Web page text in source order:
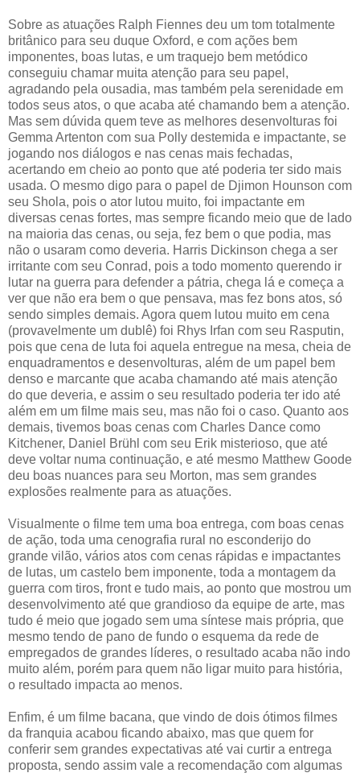
Sobre as atuações Ralph Fiennes deu um tom totalmente
britânico para seu duque Oxford, e com ações bem
imponentes, boas lutas, e um traquejo bem metódico
conseguiu chamar muita atenção para seu papel,
agradando pela ousadia, mas também pela serenidade em
todos seus atos, o que acaba até chamando bem a atenção.
Mas sem dúvida quem teve as melhores desenvolturas foi
Gemma Artenton com sua Polly destemida e impactante, se
jogando nos diálogos e nas cenas mais fechadas,
acertando em cheio ao ponto que até poderia ter sido mais
usada. O mesmo digo para o papel de Djimon Hounson com
seu Shola, pois o ator lutou muito, foi impactante em
diversas cenas fortes, mas sempre ficando meio que de lado
na maioria das cenas, ou seja, fez bem o que podia, mas
não o usaram como deveria. Harris Dickinson chega a ser
irritante com seu Conrad, pois a todo momento querendo ir
lutar na guerra para defender a pátria, chega lá e começa a
ver que não era bem o que pensava, mas fez bons atos, só
sendo simples demais. Agora quem lutou muito em cena
(provavelmente um dublê) foi Rhys Irfan com seu Rasputin,
pois que cena de luta foi aquela entregue na mesa, cheia de
enquadramentos e desenvolturas, além de um papel bem
denso e marcante que acaba chamando até mais atenção
do que deveria, e assim o seu resultado poderia ter ido até
além em um filme mais seu, mas não foi o caso. Quanto aos
demais, tivemos boas cenas com Charles Dance como
Kitchener, Daniel Brühl com seu Erik misterioso, que até
deve voltar numa continuação, e até mesmo Matthew Goode
deu boas nuances para seu Morton, mas sem grandes
explosões realmente para as atuações.
Visualmente o filme tem uma boa entrega, com boas cenas
de ação, toda uma cenografia rural no esconderijo do
grande vilão, vários atos com cenas rápidas e impactantes
de lutas, um castelo bem imponente, toda a montagem da
guerra com tiros, front e tudo mais, ao ponto que mostrou um
desenvolvimento até que grandioso da equipe de arte, mas
tudo é meio que jogado sem uma síntese mais própria, que
mesmo tendo de pano de fundo o esquema da rede de
empregados de grandes líderes, o resultado acaba não indo
muito além, porém para quem não ligar muito para história,
o resultado impacta ao menos.
Enfim, é um filme bacana, que vindo de dois ótimos filmes
da franquia acabou ficando abaixo, mas que quem for
conferir sem grandes expectativas até vai curtir a entrega
proposta, sendo assim vale a recomendação com algumas